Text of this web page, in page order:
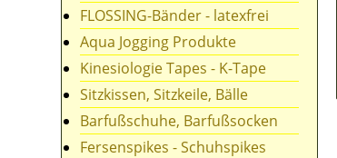
FLOSSING-Bänder - latexfrei
Aqua Jogging Produkte
Kinesiologie Tapes - K-Tape
Sitzkissen, Sitzkeile, Bälle
Barfußschuhe, Barfußsocken
Fersenspikes - Schuhspikes